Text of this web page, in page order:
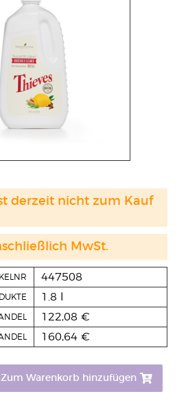
447508
1.8 l
122,08 €
160,64 €
Zum Warenkorb hinzufügen
derzeit nicht zum Kauf
MwSt.